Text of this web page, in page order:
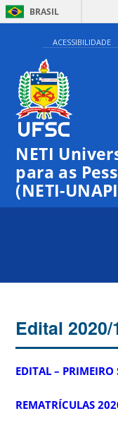
BRASIL
ACESSIBILIDADE
NETI
para as
(NETI-
Edital 2020/
EDITAL – PRIMEIRO
REMATRÍCULAS